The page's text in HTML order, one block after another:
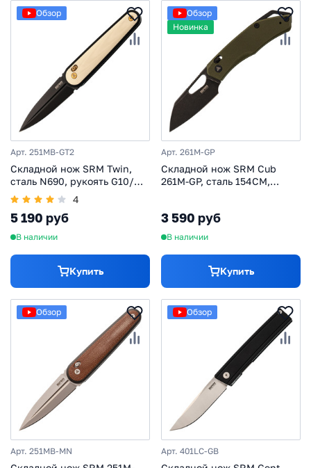
Обзор
Арт. 251MB-GT2
Складной нож SRM Twin,
сталь N690, рукоять G10/
алюминий, белый
4
5 190 руб
В наличии
Купить
Обзор
Новинка
Арт. 261M-GP
Складной нож SRM Cub
261M-GP, сталь 154CM,
3 590 руб
В наличии
Купить
Обзор
Арт. 251MB-MN
Обзор
Арт. 401LC-GB